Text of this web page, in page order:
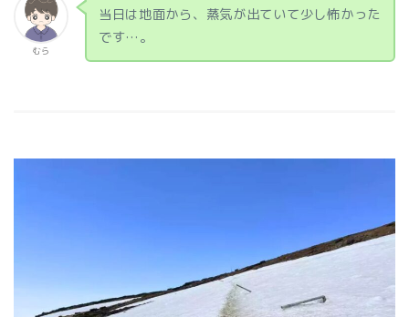
むら
当日は地面から、蒸気が出ていて少し怖かった
です…。